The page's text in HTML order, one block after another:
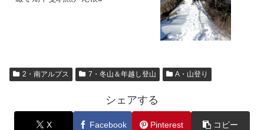
2・南アルプス 7・冬山＆年越し登山 A・山登り
シェアする
X Facebook Pinterest コピー